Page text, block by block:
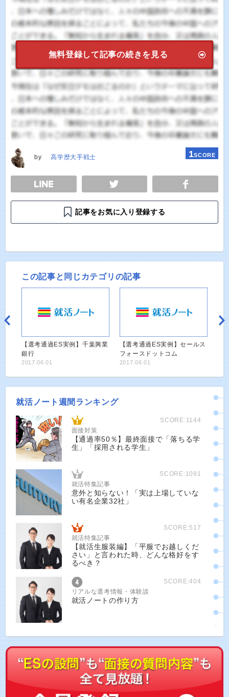
無料登録して記事の続きを見る
by 高学歴大手戦士 1SCORE
TWEET
記事をお気に入り登録する
この記事と同じカテゴリの記事
【選考通過ES実例】千葉興業
銀行
2017.06.01
【選考通過ES実例】セールス
フォースドットコム
2017.06.01
就活ノート週間ランキング
SCORE:1144
面接対策
【通過率50％】最終面接で「落ちる学
生」「採用される学生」
SCORE:1091
就活特集記事
意外と知らない！「実は上場していな
い有名企業32社」
SCORE:517
就活特集記事
【就活生服装編】「平服でお越しくだ
さい」と言われた時、どんな格好をす
るべき？
SCORE:404
リアルな選考情報・体験談
就活ノートの作り方